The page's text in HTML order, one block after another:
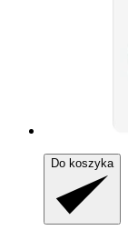
Do koszyka